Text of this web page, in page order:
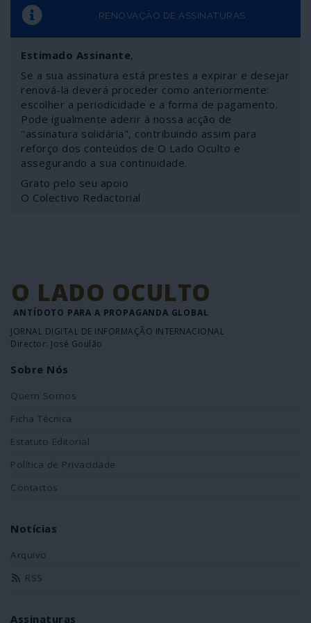
RENOVAÇÃO DE ASSINATURAS
Estimado Assinante,
Se a sua assinatura está prestes a expirar e desejar
renová-la deverá proceder como anteriormente:
escolher a periodicidade e a forma de pagamento.
Pode igualmente aderir à nossa acção de
"assinatura solidária", contribuindo assim para
reforço dos conteúdos de O Lado Oculto e
assegurando a sua continuidade.
Grato pelo seu apoio
O Colectivo Redactorial
O LADO OCULTO
ANTÍDOTO PARA A PROPAGANDA GLOBAL
JORNAL DIGITAL DE INFORMAÇÃO INTERNACIONAL
Director: José Goulão
Sobre Nós
Quem Somos
Ficha Técnica
Estatuto Editorial
Política de Privacidade
Contactos
Notícias
Arquivo
RSS
Assinaturas